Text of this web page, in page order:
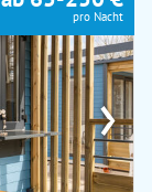
›
pro Nacht